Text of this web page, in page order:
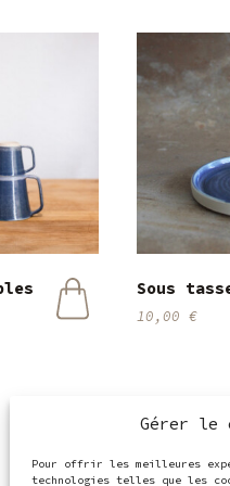
Gérer le
Pour offrir les meilleures
technologies telles que les
variations.
options
peuvent
Sous
10,00€